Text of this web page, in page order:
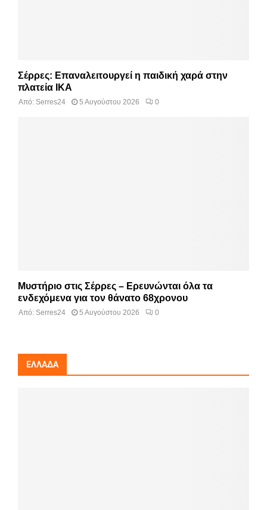
Σέρρες: Επαναλειτουργεί η παιδική χαρά στην
πλατεία ΙΚΑ
Από: Serres24 5 Αυγούστου 2026 0
Μυστήριο στις Σέρρες – Ερευνώνται όλα τα
ενδεχόμενα για τον θάνατο 68χρονου
Από: Serres24 5 Αυγούστου 2026 0
ΕΛΛΆΔΑ